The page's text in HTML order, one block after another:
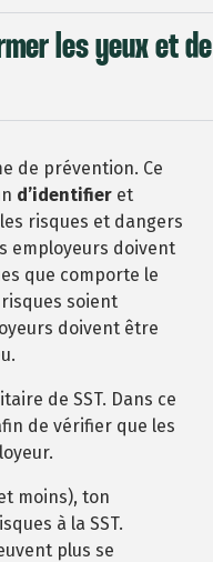
les yeux et de
de prévention. Ce
d’identifier et
risques et dangers
employeurs doivent
que comporte le
soient
doivent être
de SST. Dans ce
de vérifier que les
moins), ton
à la SST.
plus se